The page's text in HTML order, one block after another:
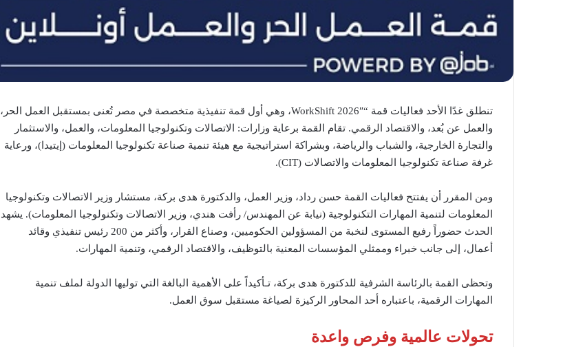
تنطلق غدًا الأحد فعاليات قمة “WorkShift 2026″، وهي أول قمة تنفيذية متخصصة في مصر تُعنى بمستقبل العمل الحر،
والعمل عن بُعد، والاقتصاد الرقمي. تقام القمة برعاية وزارات: الاتصالات وتكنولوجيا المعلومات، والعمل، والاستثمار
والتجارة الخارجية، والشباب والرياضة، وبشراكة استراتيجية مع هيئة تنمية صناعة تكنولوجيا المعلومات (إيتيدا)، ورعاية
غرفة صناعة تكنولوجيا المعلومات والاتصالات (CIT).
ومن المقرر أن يفتتح فعاليات القمة حسن رداد، وزير العمل، والدكتورة هدى بركة، مستشار وزير الاتصالات وتكنولوجيا
المعلومات لتنمية المهارات التكنولوجية (نيابة عن المهندس/ رأفت هندي، وزير الاتصالات وتكنولوجيا المعلومات). يشهد
الحدث حضوراً رفيع المستوى لنخبة من المسؤولين الحكوميين، وصناع القرار، وأكثر من 200 رئيس تنفيذي وقائد
أعمال، إلى جانب خبراء وممثلي المؤسسات المعنية بالتوظيف، والاقتصاد الرقمي، وتنمية المهارات.
وتحظى القمة بالرئاسة الشرفية للدكتورة هدى بركة، تـأكيداً على الأهمية البالغة التي توليها الدولة لملف تنمية
المهارات الرقمية، باعتباره أحد المحاور الركيزة لصياغة مستقبل سوق العمل.
تحولات عالمية وفرص واعدة